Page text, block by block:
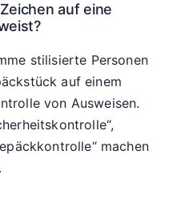
auf eine
stilisierte Personen
auf einem
von Ausweisen.
machen